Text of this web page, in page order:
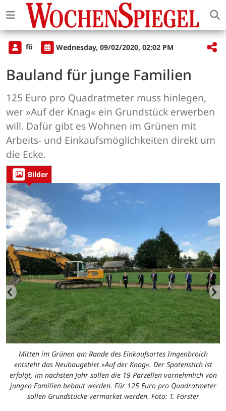
fö Wednesday, 09/02/2020, 02:02 PM
Bauland für junge Familien
125 Euro pro Quadratmeter muss hinlegen,
wer »Auf der Knag« ein Grundstück erwerben
will. Dafür gibt es Wohnen im Grünen mit
Arbeits- und Einkaufsmöglichkeiten direkt um
die Ecke.
Bilder
Mitten im Grünen am Rande des Einkaufsortes Imgenbroich
entsteht das Neubaugebiet »Auf der Knag«. Der Spatenstich ist
erfolgt, im nächsten Jahr sollen die 19 Parzellen vornehmlich von
jungen Familien bebaut werden. Für 125 Euro pro Quadratmeter
sollen Grundstücke vermarket werden. Foto: T. Förster